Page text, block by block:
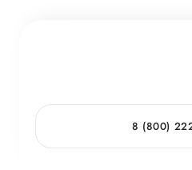
8 (800)